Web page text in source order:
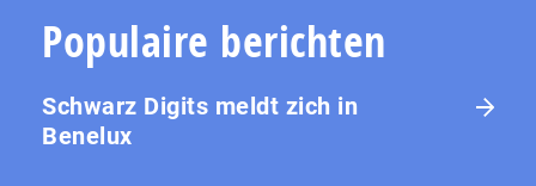
Populaire berichten
Schwarz Digits meldt zich in
Benelux